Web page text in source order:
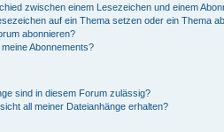
zwischen einem Lesezeichen und einem
auf ein Thema setzen oder ein Thema
abonnieren?
Abonnements?
sind in diesem Forum zulässig?
all meiner Dateianhänge erhalten?